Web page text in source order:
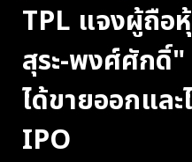
TPL แจงผู้ถือ
สุระ-พงศ์ศักดิ์
ได้ขายออกแล
IPO